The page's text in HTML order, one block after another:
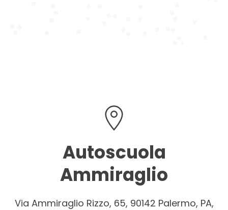
Autoscuola
Ammiraglio
Via Ammiraglio Rizzo, 65, 90142 Palermo, PA,